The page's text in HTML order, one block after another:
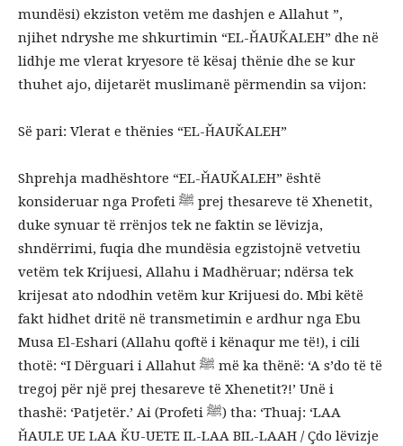
mundësi) ekziston vetëm me dashjen e Allahut ”,
njihet ndryshe me shkurtimin “EL-ȞAUǨALEH” dhe në
lidhje me vlerat kryesore të kësaj thënie dhe se kur
thuhet ajo, dijetarët muslimanë përmendin sa vijon:
Së pari: Vlerat e thënies “EL-ȞAUǨALEH”
Shprehja madhështore “EL-ȞAUǨALEH” është
konsideruar nga Profeti ﷺ prej thesareve të Xhenetit,
duke synuar të rrënjos tek ne faktin se lëvizja,
shndërrimi, fuqia dhe mundësia egzistojnë vetvetiu
vetëm tek Krijuesi, Allahu i Madhëruar; ndërsa tek
krijesat ato ndodhin vetëm kur Krijuesi do. Mbi këtë
fakt hidhet dritë në transmetimin e ardhur nga Ebu
Musa El-Eshari (Allahu qoftë i kënaqur me të!), i cili
thotë: “I Dërguari i Allahut ﷺ më ka thënë: ‘A s’do të të
tregoj për një prej thesareve të Xhenetit?!’ Unë i
thashë: ‘Patjetër.’ Ai (Profeti ﷺ) tha: ‘Thuaj: ‘LAA
ȞAULE UE LAA ǨU-UETE IL-LAA BIL-LAAH / Çdo lëvizje